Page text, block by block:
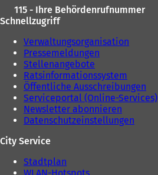
115 - Ihre Behördenrufnummer
Schnellzugriff
Verwaltungsorganisation
Pressemeldungen
Stellenangebote
Ratsinformationssystem
Öffentliche Ausschreibungen
Serviceportal (Online-Services)
Newsletter abonnieren
Datenschutzeinstellungen
City Service
Stadtplan